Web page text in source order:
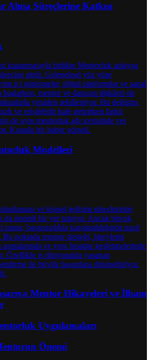
Alma Süreçlerine Katkısı
Modelleri
Mentor Hikayeleri ve İlham
Uygulamaları
Önemi